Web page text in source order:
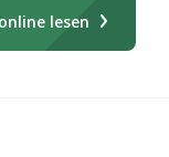
lesen